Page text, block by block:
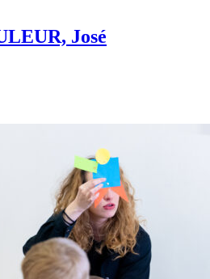
José